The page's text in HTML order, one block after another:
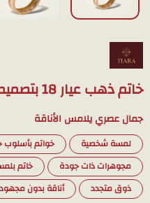
خاتم ذهب عيار 18 بتصميم فاخر
جمال عصري يلامس الأناقة
لمسة شخصية خواتم
مجوهرات ذات جودة
خاتم
ذوق متجدد
أناقة بدون مجهود